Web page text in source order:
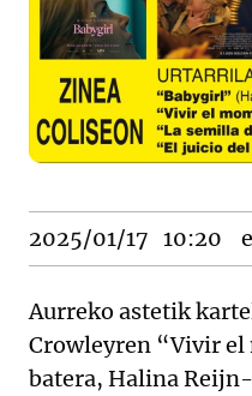
2025/01/17 10:20
Aurreko astetik
Crowleyren “Vivir
batera, Halina